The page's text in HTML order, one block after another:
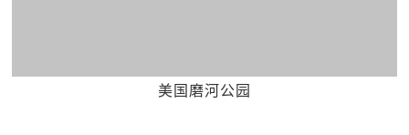
美国磨河公园